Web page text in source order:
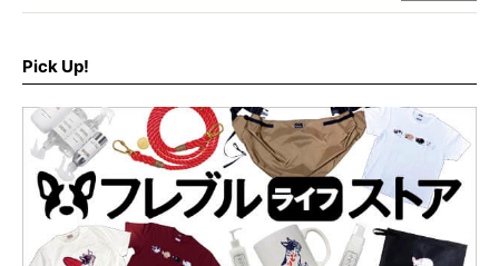
ど、内容盛りだくさんでお送りしていますので、最後まで
お見逃しなく！
Pick Up!